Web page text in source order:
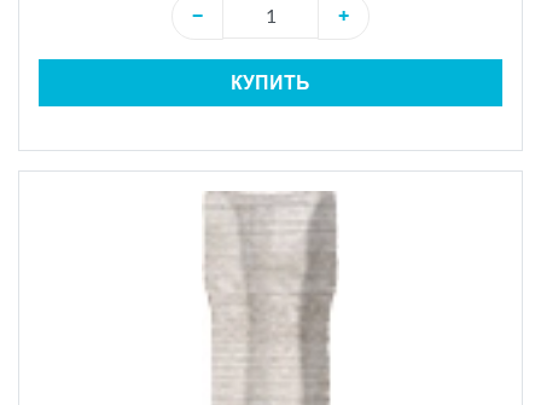
−
+
КУПИТЬ